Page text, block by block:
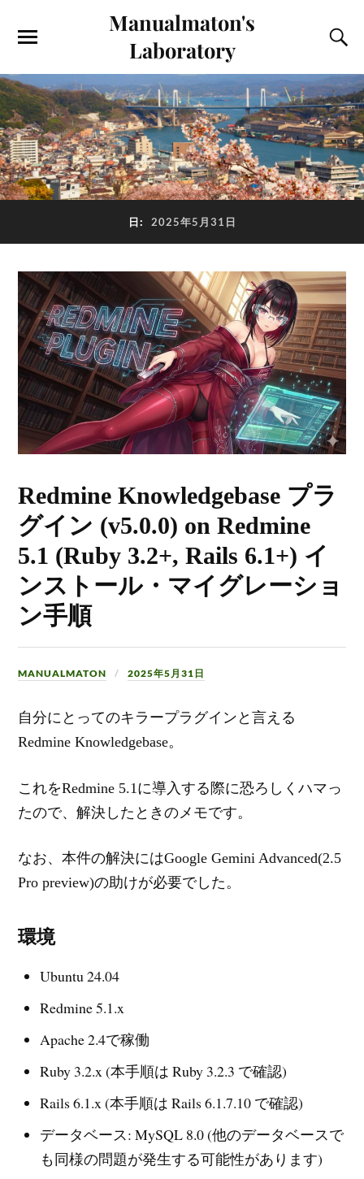
Manualmaton's
Laboratory
日: 2025年5月31日
Redmine Knowledgebase プラ
グイン (v5.0.0) on Redmine
5.1 (Ruby 3.2+, Rails 6.1+) イ
ンストール・マイグレーショ
ン手順
MANUALMATON 2025年5月31日
自分にとってのキラープラグインと言える
Redmine Knowledgebase。
これをRedmine 5.1に導入する際に恐ろしくハマっ
たので、解決したときのメモです。
なお、本件の解決にはGoogle Gemini Advanced(2.5
Pro preview)の助けが必要でした。
環境
Ubuntu 24.04
Redmine 5.1.x
Apache 2.4で稼働
Ruby 3.2.x (本手順は Ruby 3.2.3 で確認)
Rails 6.1.x (本手順は Rails 6.1.7.10 で確認)
データベース: MySQL 8.0 (他のデータベースで
も同様の問題が発生する可能性があります)